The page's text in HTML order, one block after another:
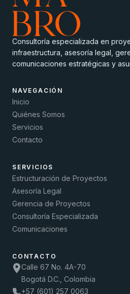
Consultoría especializada en
infraestructura, asesoría legal,
comunicaciones estratégicas y
NAVEGACIÓN
Inicio
Quiénes Somos
Servicios
Contacto
SERVICIOS
Estructuración de Proyectos
Asesoría Legal
Gerencia de Proyectos
Consultoría Especializada
Comunicaciones
CONTACTO
Calle 67 No. 4A-70
Bogotá D.C., Colombia
+57 (601) 257 0063